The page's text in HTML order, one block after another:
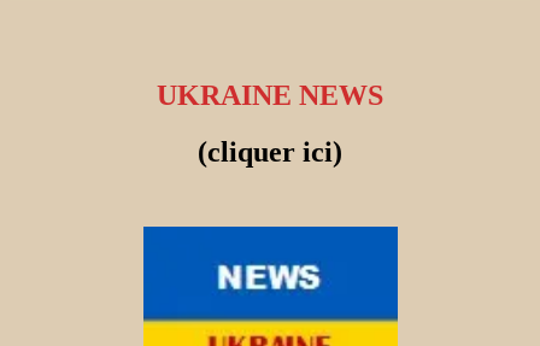
UKRAINE NEWS
(cliquer ici)